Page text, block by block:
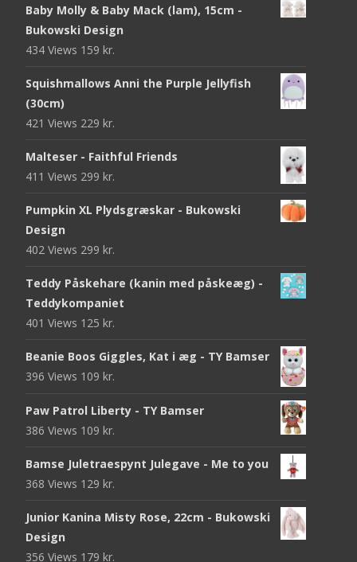
Baby Molly & Baby Mack (lam), 15cm -
Bukowski Design
434 Views 159 kr.
Squishmallows Anni the Purple Jellyfish
(30cm)
421 Views 229 kr.
Malteser - Faithful Friends
411 Views 299 kr.
Pumpkin XL Plydsgræskar - Bukowski
Design
402 Views 299 kr.
Teddy Påskehare (kanin med påskeæg) -
Teddykompaniet
401 Views 125 kr.
Beanie Boos Giggles, Kat i æg - TY Bamser
396 Views 109 kr.
Paw Patrol Liberty - TY Bamser
386 Views 109 kr.
Bamse Juletraespynt Julegave - Me to you
368 Views 129 kr.
Junior Kanina Misty Rose, 22cm - Bukowski
Design
356 Views 179 kr.